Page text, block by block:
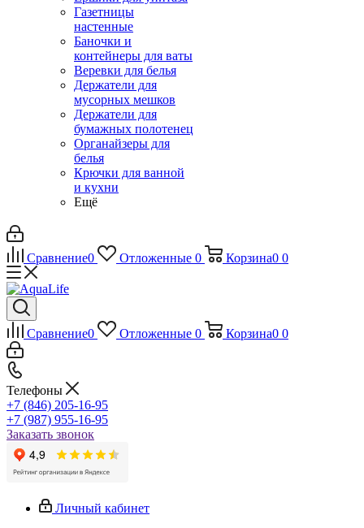
Газетницы
настенные
Баночки и
контейнеры для ваты
Веревки для белья
Держатели для
мусорных мешков
Держатели для
бумажных полотенец
Органайзеры для
белья
Крючки для ванной
и кухни
Ещё
Сравнение0 Отложенные 0 Корзина0 0
Сравнение0 Отложенные 0 Корзина0 0
Телефоны
+7 (846) 205-16-95
+7 (987) 955-16-95
Заказать звонок
Личный кабинет